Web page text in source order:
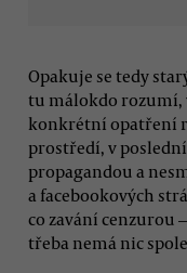
Opakuje se tedy
tu málokdo rozumí,
konkrétní opatření
prostředí, v
propagandou a
a facebookových
co zavání cenzurou
třeba nemá nic